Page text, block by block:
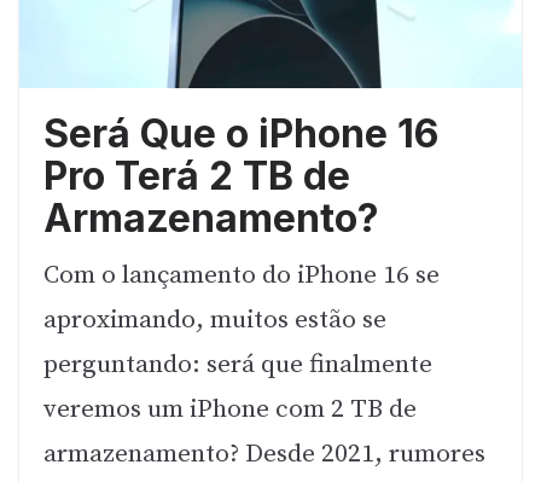
Será Que o iPhone 16
Pro Terá 2 TB de
Armazenamento?
Com o lançamento do iPhone 16 se
aproximando, muitos estão se
perguntando: será que finalmente
veremos um iPhone com 2 TB de
armazenamento? Desde 2021, rumores